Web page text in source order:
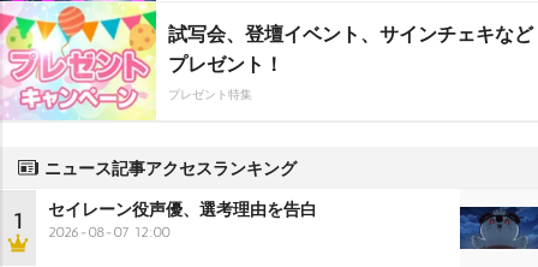
試写会、登壇イベント、サインチェキなど
プレゼント！
プレゼント特集
ニュース記事アクセスランキング
1 セイレーン役声優、選考理由を告白
2026-08-07 12:00